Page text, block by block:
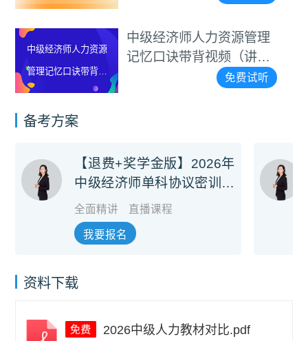
师人力资源管理
诀带背视频（讲
思敏）
免费试听
中级经济师工商管理
记忆口诀带背视频
碧茹
备考方案
【退费+奖学金版】2026年
中级经济师单科协议密训旗
舰班
全面精讲 直播课程
我要报名
资料下载
2026中级人力教材对比.pdf